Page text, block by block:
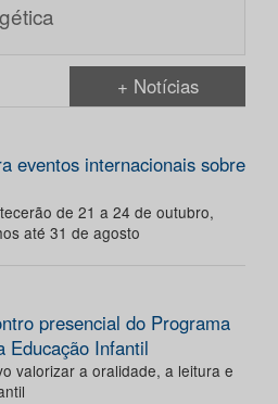
+ Notícias
eventos internacionais sobre
de 21 a 24 de outubro,
até 31 de agosto
presencial do Programa
Educação Infantil
valorizar a oralidade, a leitura e